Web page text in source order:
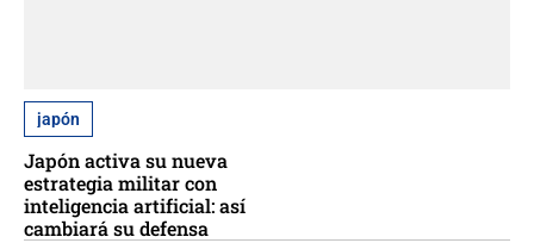
japón
Japón activa su nueva
estrategia militar con
inteligencia artificial: así
cambiará su defensa